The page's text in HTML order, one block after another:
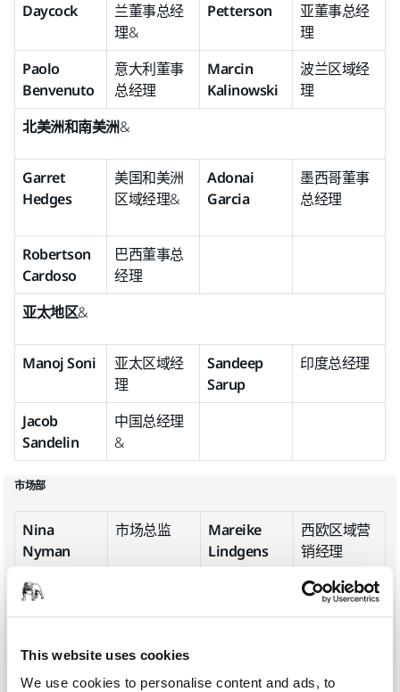
This website uses cookies
We use cookies to personalise content and ads, to
Daycock
兰董事总经
理&
Petterson
亚董事总经
理
Paolo
Benvenuto
意大利董事
总经理
Marcin
Kalinowski
波兰区域经
理
北美洲和南美洲&
Garret
Hedges
美国和美洲
区域经理&
Adonai
Garcia
墨西哥董事
总经理
Robertson
Cardoso
巴西董事总
经理
亚太地区&
Manoj Soni
亚太区域经
理
Sandeep
Sarup
印度总经理
Jacob
Sandelin
中国总经理
&
市场部
Nina
Nyman
市场总监
Mareike
Lindgens
西欧区域营
销经理
海蒂·海诺
集团全球营
销经理
卢兹拉·巴卡
营销传播经